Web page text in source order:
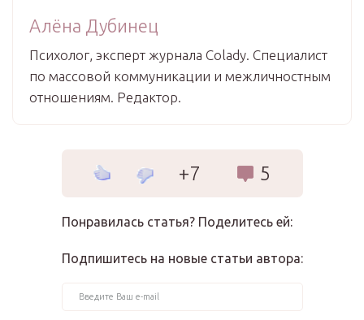
Алёна Дубинец
Психолог, эксперт журнала Colady. Специалист
по массовой коммуникации и межличностным
отношениям. Редактор.
+7 5
Понравилась статья? Поделитесь ей:
Подпишитесь на новые статьи автора: